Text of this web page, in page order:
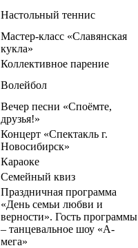
Настольный теннис
Мастер-класс «Славянская
кукла»
Коллективное парение
Волейбол
Вечер песни «Споёмте,
друзья!»
Концерт «Спектакль г.
Новосибирск»
Караоке
Семейный квиз
Праздничная программа
«День семьи любви и
верности». Гость программы
– танцевальное шоу «А-
мега»